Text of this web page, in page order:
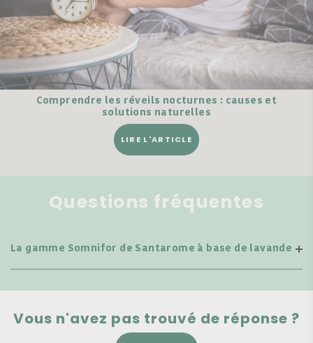
Comprendre les réveils nocturnes : causes et
solutions naturelles
LIRE L'ARTICLE
Questions fréquentes
La gamme Somnifor de Santarome à base de lavande
Vous n'avez pas trouvé de réponse ?